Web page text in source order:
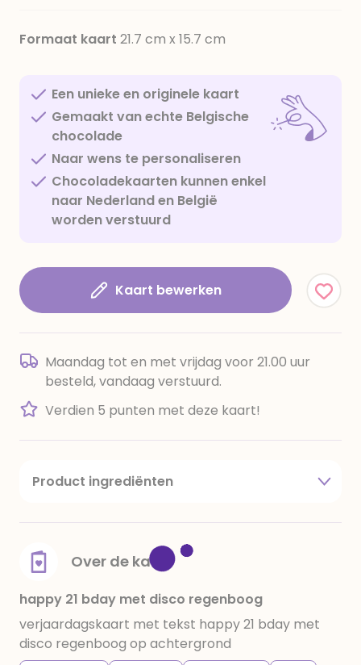
Formaat kaart 21.7 cm x 15.7 cm
Een unieke en originele kaart
Gemaakt van echte Belgische
chocolade
Naar wens te personaliseren
Chocoladekaarten kunnen enkel
naar Nederland en België
worden verstuurd
Kaart bewerken
Maandag tot en met vrijdag voor 21.00 uur
besteld, vandaag verstuurd.
Verdien 5 punten met deze kaart!
Product ingrediënten
amandelen,cacaomassa, emulgator (sojalecithine),
voedingszuur: citroenzuur E 330, verdikkingsmiddel
E415, water, bevochtigingsmiddel E422, emulgator:
E433, kleurstoffen: E102, E110, E122: kan de activiteit en
concentratie van kinderen negatief beïnvloeden,
E133, E151. Chocolade bevat ten minste 34%
cacaobestanddelen. Kan sporen van gluten
Over de kaart
happy 21 bday met disco regenboog
verjaardagskaart met tekst happy 21 bday met
disco regenboog op achtergrond